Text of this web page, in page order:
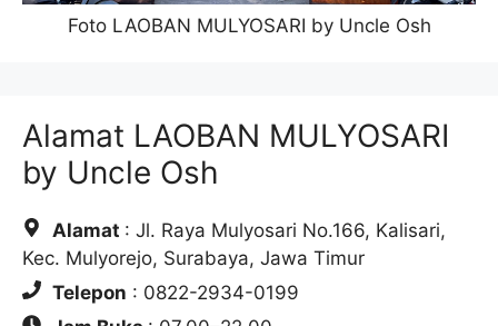
Foto LAOBAN MULYOSARI by Uncle Osh
Alamat LAOBAN MULYOSARI
by Uncle Osh
Alamat : Jl. Raya Mulyosari No.166, Kalisari,
Kec. Mulyorejo, Surabaya, Jawa Timur
Telepon : 0822-2934-0199